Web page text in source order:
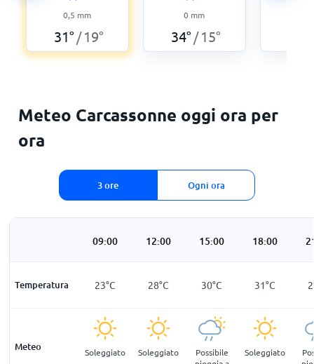
0,5 mm
31° /19°
0 mm
34° /15°
Meteo Carcassonne oggi ora per
ora
3 ore Ogni ora
09:00 12:00 15:00 18:00
Temperatura
19°C 23°C 28°C 30°C 31°C
MeteoSereno Soleggiato Soleggiato
Possibile
Soleggiato